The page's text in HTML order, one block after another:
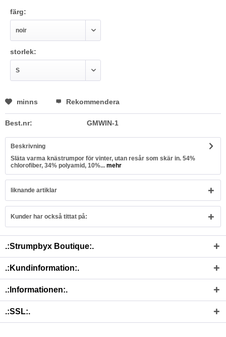
färg:
storlek:
minns Rekommendera
Best.nr: GMWIN-1
Beskrivning
Släta varma knästrumpor för vinter, utan resår som skär in. 54%
chlorofiber, 34% polyamid, 10%... mehr
liknande artiklar
Kunder har också tittat på:
.:Strumpbyx Boutique:.
.:Kundinformation:.
.:Informationen:.
.:SSL:.